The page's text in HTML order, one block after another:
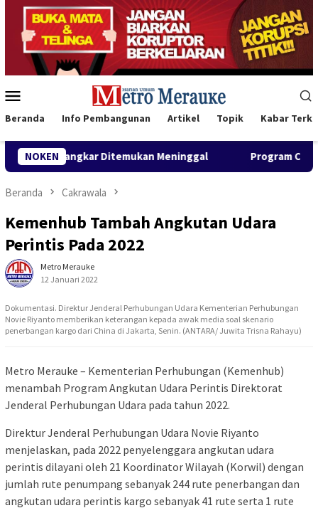
Loncat
konten
Mobile
Beranda Info Pembangunan Artikel Topik Kabar
NOKEN
Meninggal Program CSR Unggulan Pertamina Patra
Beranda Cakrawala
Kemenhub Tambah Angkutan Udara
Perintis Pada 2022
Metro Merauke
12 Januari 2022
Dokumentasi. Direktur Jenderal Perhubungan Udara Kementerian Perhubungan
Novie Riyanto memberikan keterangan kepada awak media soal skenario
penerbangan kargo dari China di Jakarta, Senin. (ANTARA/ Juwita Trisna Rahayu)
Metro Merauke – Kementerian Perhubungan (Kemenhub)
menambah Program Angkutan Udara Perintis Direktorat
Jenderal Perhubungan Udara pada tahun 2022.
Direktur Jenderal Perhubungan Udara Novie Riyanto
menjelaskan, pada 2022 penyelenggara angkutan udara
perintis dilayani oleh 21 Koordinator Wilayah (Korwil) dengan
jumlah rute penumpang sebanyak 244 rute penerbangan dan
angkutan udara perintis kargo sebanyak 41 rute serta 1 rute